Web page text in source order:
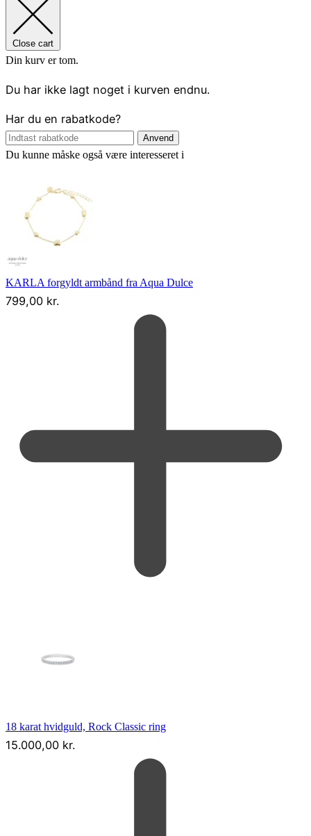
Close cart
Din kurv er tom.
Du har ikke lagt noget i kurven endnu.
Har du en rabatkode?
Anvend
Du kunne måske også være interesseret i
KARLA forgyldt armbånd fra Aqua Dulce
799,00 kr.
18 karat hvidguld, Rock Classic ring
15.000,00 kr.